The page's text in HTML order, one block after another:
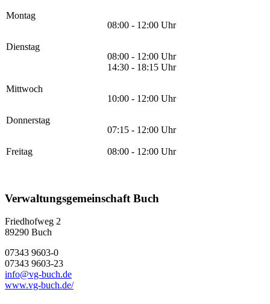
Montag
08:00 - 12:00 Uhr
Dienstag
08:00 - 12:00 Uhr
14:30 - 18:15 Uhr
Mittwoch
10:00 - 12:00 Uhr
Donnerstag
07:15 - 12:00 Uhr
Freitag 08:00 - 12:00 Uhr
Verwaltungsgemeinschaft Buch
Friedhofweg 2
89290 Buch
07343 9603-0
07343 9603-23
info@vg-buch.de
www.vg-buch.de/